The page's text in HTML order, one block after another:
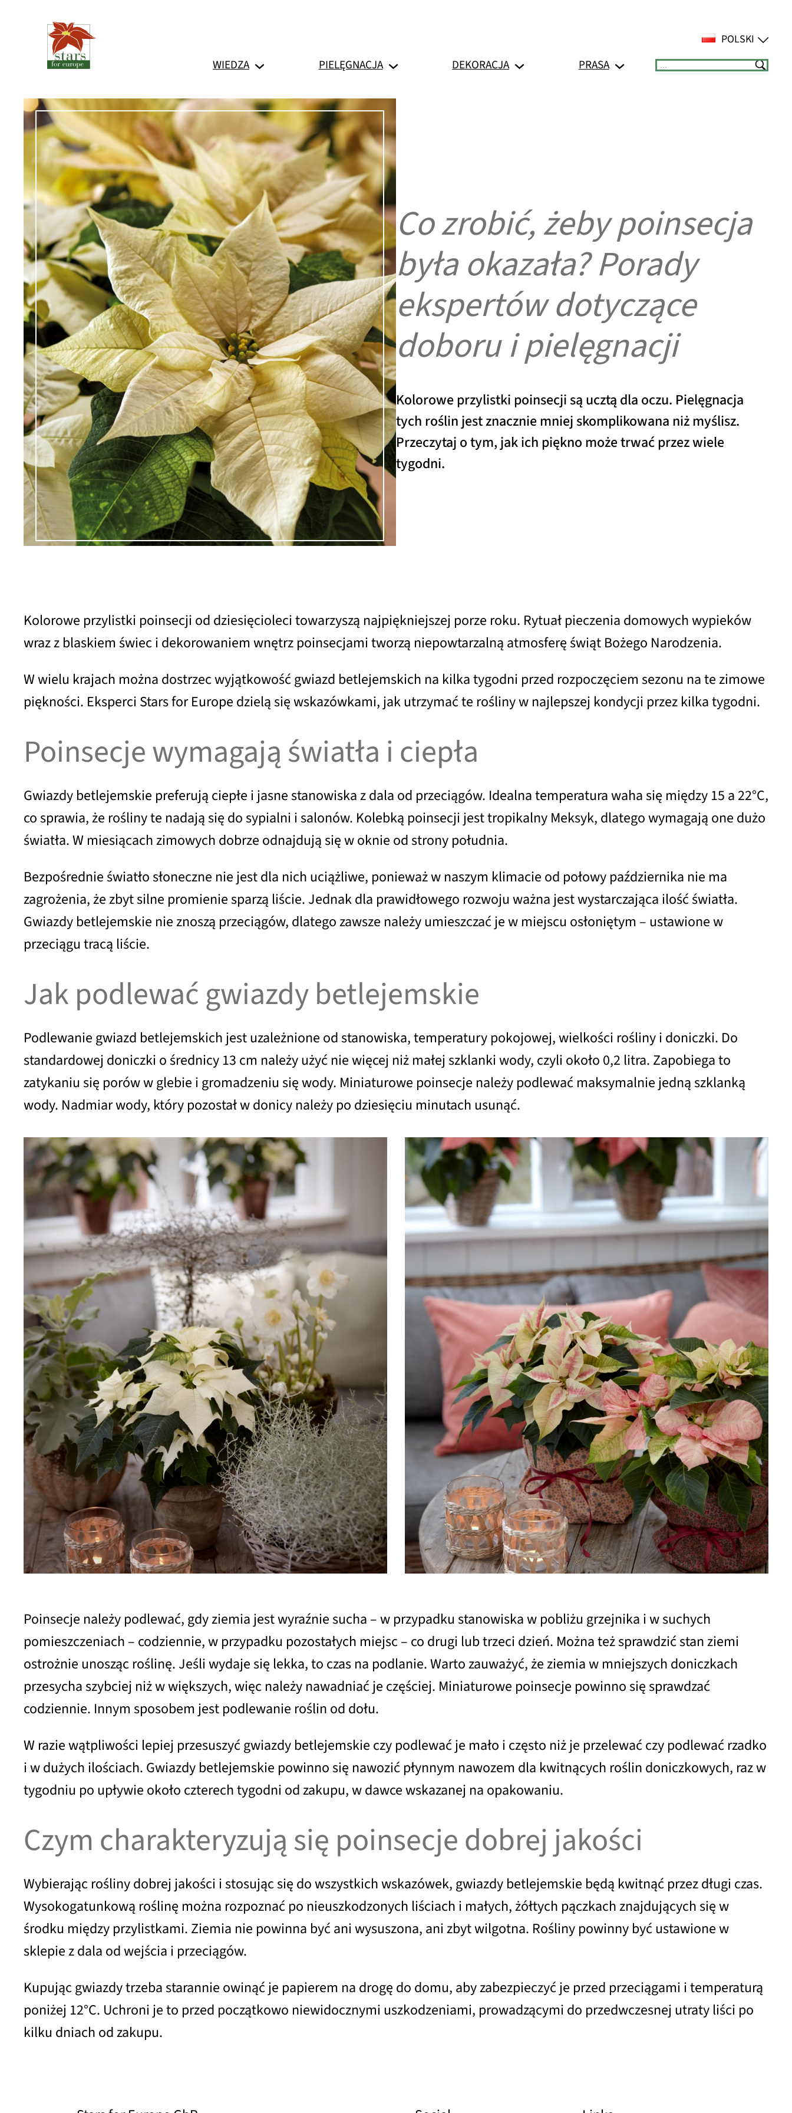
POLSKI
WIEDZA PIELĘGNACJA DEKORACJA PRASA Suchen
Co zrobić, żeby poinsecja
była okazała? Porady
ekspertów dotyczące
doboru i pielęgnacji
Kolorowe przylistki poinsecji są ucztą dla oczu. Pielęgnacja
tych roślin jest znacznie mniej skomplikowana niż myślisz.
Przeczytaj o tym, jak ich piękno może trwać przez wiele
tygodni.
Kolorowe przylistki poinsecji od dziesięcioleci towarzyszą najpiękniejszej porze roku. Rytuał pieczenia domowych wypieków
wraz z blaskiem świec i dekorowaniem wnętrz poinsecjami tworzą niepowtarzalną atmosferę świąt Bożego Narodzenia.
W wielu krajach można dostrzec wyjątkowość gwiazd betlejemskich na kilka tygodni przed rozpoczęciem sezonu na te zimowe
piękności. Eksperci Stars for Europe dzielą się wskazówkami, jak utrzymać te rośliny w najlepszej kondycji przez kilka tygodni.
Poinsecje wymagają światła i ciepła
Gwiazdy betlejemskie preferują ciepłe i jasne stanowiska z dala od przeciągów. Idealna temperatura waha się między 15 a 22°C,
co sprawia, że rośliny te nadają się do sypialni i salonów. Kolebką poinsecji jest tropikalny Meksyk, dlatego wymagają one dużo
światła. W miesiącach zimowych dobrze odnajdują się w oknie od strony południa.
Bezpośrednie światło słoneczne nie jest dla nich uciążliwe, ponieważ w naszym klimacie od połowy października nie ma
zagrożenia, że zbyt silne promienie sparzą liście. Jednak dla prawidłowego rozwoju ważna jest wystarczająca ilość światła.
Gwiazdy betlejemskie nie znoszą przeciągów, dlatego zawsze należy umieszczać je w miejscu osłoniętym – ustawione w
przeciągu tracą liście.
Jak podlewać gwiazdy betlejemskie
Podlewanie gwiazd betlejemskich jest uzależnione od stanowiska, temperatury pokojowej, wielkości rośliny i doniczki. Do
standardowej doniczki o średnicy 13 cm należy użyć nie więcej niż małej szklanki wody, czyli około 0,2 litra. Zapobiega to
zatykaniu się porów w glebie i gromadzeniu się wody. Miniaturowe poinsecje należy podlewać maksymalnie jedną szklanką
wody. Nadmiar wody, który pozostał w donicy należy po dziesięciu minutach usunąć.
Poinsecje należy podlewać, gdy ziemia jest wyraźnie sucha – w przypadku stanowiska w pobliżu grzejnika i w suchych
pomieszczeniach – codziennie, w przypadku pozostałych miejsc – co drugi lub trzeci dzień. Można też sprawdzić stan ziemi
ostrożnie unosząc roślinę. Jeśli wydaje się lekka, to czas na podlanie. Warto zauważyć, że ziemia w mniejszych doniczkach
przesycha szybciej niż w większych, więc należy nawadniać je częściej. Miniaturowe poinsecje powinno się sprawdzać
codziennie. Innym sposobem jest podlewanie roślin od dołu.
W razie wątpliwości lepiej przesuszyć gwiazdy betlejemskie czy podlewać je mało i często niż je przelewać czy podlewać rzadko
i w dużych ilościach. Gwiazdy betlejemskie powinno się nawozić płynnym nawozem dla kwitnących roślin doniczkowych, raz w
tygodniu po upływie około czterech tygodni od zakupu, w dawce wskazanej na opakowaniu.
Czym charakteryzują się poinsecje dobrej jakości
Wybierając rośliny dobrej jakości i stosując się do wszystkich wskazówek, gwiazdy betlejemskie będą kwitnąć przez długi czas.
Wysokogatunkową roślinę można rozpoznać po nieuszkodzonych liściach i małych, żółtych pączkach znajdujących się w
środku między przylistkami. Ziemia nie powinna być ani wysuszona, ani zbyt wilgotna. Rośliny powinny być ustawione w
sklepie z dala od wejścia i przeciągów.
Kupując gwiazdy trzeba starannie owinąć je papierem na drogę do domu, aby zabezpieczyć je przed przeciągami i temperaturą
poniżej 12°C. Uchroni je to przed początkowo niewidocznymi uszkodzeniami, prowadzącymi do przedwczesnej utraty liści po
kilku dniach od zakupu.